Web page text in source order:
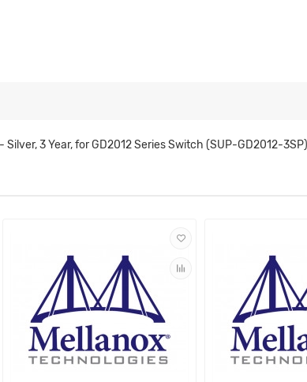
3 Year, for GD2012 Series Switch (SUP-GD2012-3SP)